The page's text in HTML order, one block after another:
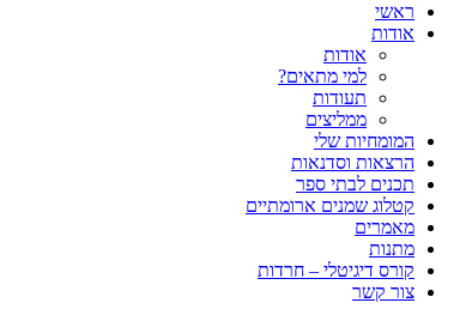
ראשי
אודות
אודות
למי מתאים?
תעודות
ממליצים
המומחיות שלי
הרצאות וסדנאות
תכנים לבתי ספר
קטלוג שמנים ארומתיים
מאמרים
מתנות
קורס דיגיטלי – חרדות
צור קשר